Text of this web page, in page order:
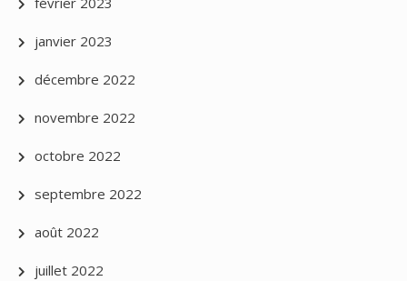
janvier 2023
décembre 2022
novembre 2022
octobre 2022
septembre 2022
août 2022
juillet 2022